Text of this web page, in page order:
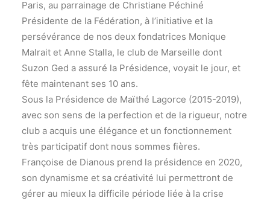
Paris, au parrainage de Christiane Péchiné
Présidente de la Fédération, à l’initiative et la
persévérance de nos deux fondatrices Monique
Malrait et Anne Stalla, le club de Marseille dont
Suzon Ged a assuré la Présidence, voyait le jour, et
fête maintenant ses 10 ans.
Sous la Présidence de Maïthé Lagorce (2015-2019),
avec son sens de la perfection et de la rigueur, notre
club a acquis une élégance et un fonctionnement
très participatif dont nous sommes fières.
Françoise de Dianous prend la présidence en 2020,
son dynamisme et sa créativité lui permettront de
gérer au mieux la difficile période liée à la crise